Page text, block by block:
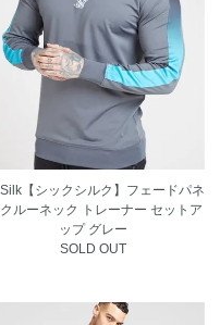
【シックシルク】フェードパネ
ルーネック トレーナー セットア
ップ グレー
SOLD OUT